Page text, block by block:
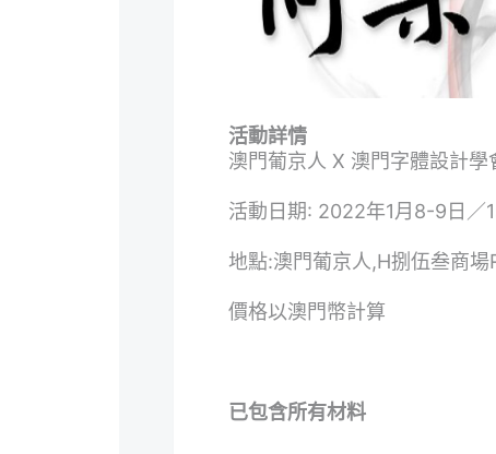
活動詳情
澳門葡京人 X 澳門字體設計學
活動日期: 2022年1月8-9日／
地點:澳門葡京人,H捌伍叁商場
價格以澳門幣計算
已包含所有材料